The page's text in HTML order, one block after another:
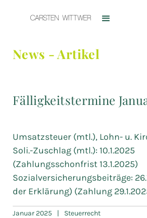
News - Artikel
Fälligkeitstermine
Umsatzsteuer (mtl.), Lohn- u.
Soli.-Zuschlag (mtl.): 10.1.2025
(Zahlungsschonfrist 13.1.2025)
Sozialversicherungsbeiträge:
der Erklärung) (Zahlung
Januar 2025 | Steuerrecht